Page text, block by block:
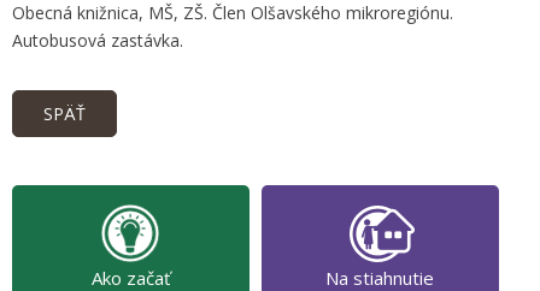
Obecná knižnica, MŠ, ZŠ. Člen Olšavského mikroregiónu.
Autobusová zastávka.
SPÄŤ
Ako začať Na stiahnutie